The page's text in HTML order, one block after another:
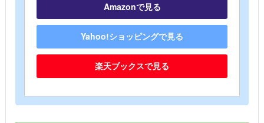
Amazonで見る
Yahoo!ショッピングで見る
楽天ブックスで見る